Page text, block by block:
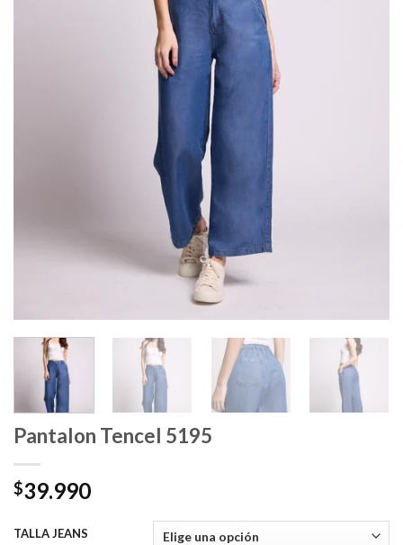
Pantalon Tencel 5195
$39.990
TALLA JEANS